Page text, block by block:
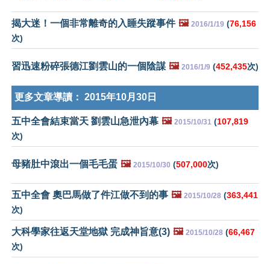
揭大迷！一個非常離奇的入睡失蹤事件 🖼️ 2016/1/19 (76,156
次)
習迅速粉碎張德江劉雲山的一個陰謀 🖼️ 2016/1/9 (452,435次)
更多文章導讀： 2015年10月30日
五中全會結束當天 劉雲山急泄內幕 🖼️ 2015/10/31 (107,819
次)
母豬肚中滾出一個毛毛蛋 🖼️ 2015/10/30 (507,000次)
五中全會 奧巴馬做了件江做不到的事 🖼️ 2015/10/28 (363,441
次)
大科學家往返天堂地獄 完成神旨意(3) 🖼️ 2015/10/28 (66,467
次)